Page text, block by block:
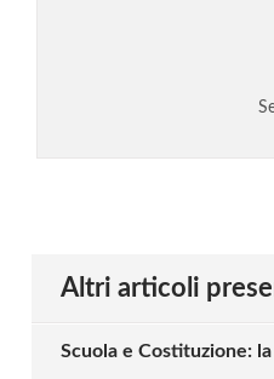
Altri articoli
Scuola e Costituzione: